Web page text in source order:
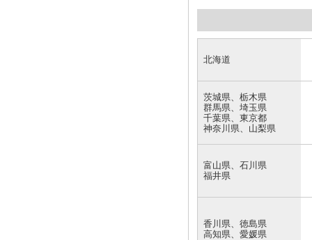
北海道
茨城県、栃木県
群馬県、埼玉県
千葉県、東京都
神奈川県、山梨県
富山県、石川県
福井県
香川県、徳島県
高知県、愛媛県